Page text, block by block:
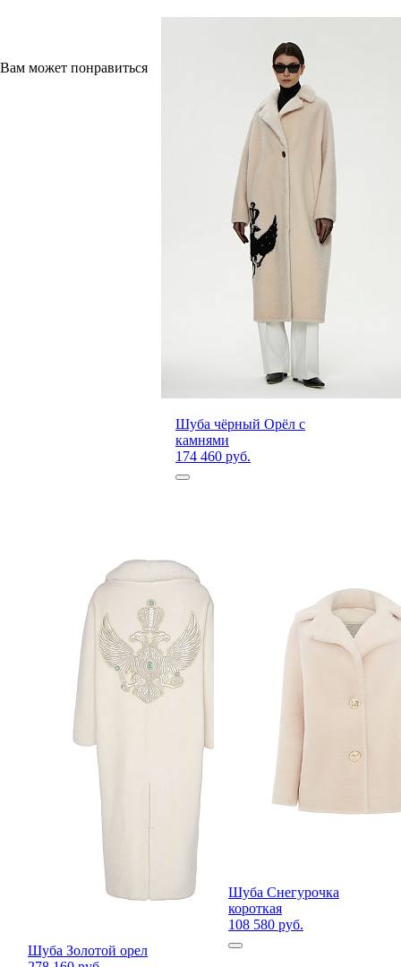
Вам может понравиться
Шуба чёрный Орёл с
камнями
174 460 руб.
Шуба Золотой орел
Шуба Снегурочка
короткая
108 580 руб.